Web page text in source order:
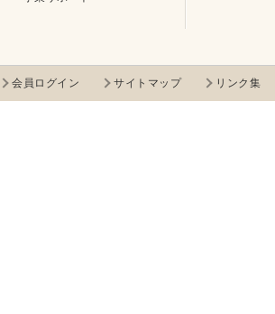
会員ログイン サイトマップ リンク集